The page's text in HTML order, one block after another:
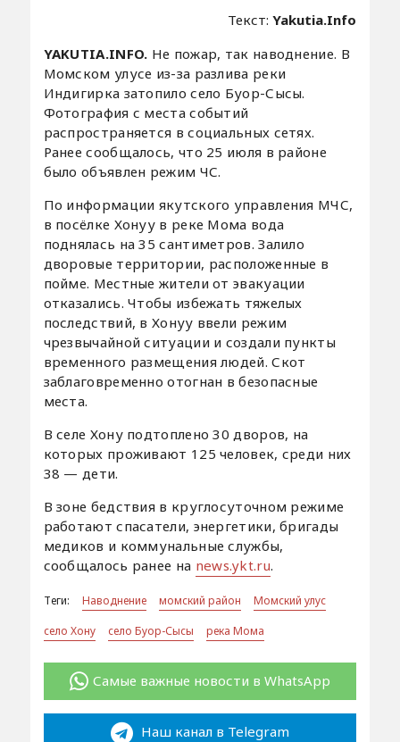
Текст:Yakutia.Info
YAKUTIA.INFO. Не пожар, так наводнение. В
Момском улусе из-за разлива реки
Индигирка затопило село Буор-Сысы.
Фотография с места событий
распространяется в социальных сетях.
Ранее сообщалось, что 25 июля в районе
было объявлен режим ЧС.
По информации якутского управления МЧС,
в посёлке Хонуу в реке Мома вода
поднялась на 35 сантиметров. Залило
дворовые территории, расположенные в
пойме. Местные жители от эвакуации
отказались. Чтобы избежать тяжелых
последствий, в Хонуу ввели режим
чрезвычайной ситуации и создали пункты
временного размещения людей. Скот
заблаговременно отогнан в безопасные
места.
В селе Хону подтоплено 30 дворов, на
которых проживают 125 человек, среди них
38 — дети.
В зоне бедствия в круглосуточном режиме
работают спасатели, энергетики, бригады
медиков и коммунальные службы,
сообщалось ранее на news.ykt.ru.
Теги: Наводнение момский район
Момский улус
село Хону
село Буор-Сысы река Мома
Самые важные новости в WhatsApp
Наш канал в Telegram